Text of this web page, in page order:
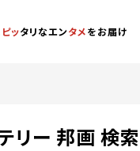
ピッタリなエンタメをお届け
リー 邦画 検